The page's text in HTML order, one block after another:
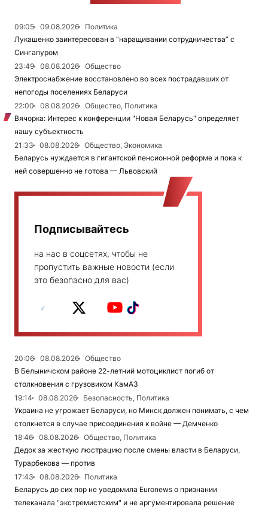
09:05 09.08.2026
Политика
Лукашенко заинтересован в “наращивании сотрудничества” с
Сингапуром
23:49
08.08.2026
Общество
Электроснабжение восстановлено во всех пострадавших от
непогоды поселениях Беларуси
22:00
08.08.2026
Общество, Политика
Вячорка: Интерес к конференции "Новая Беларусь" определяет
нашу субъектность
21:33
08.08.2026
Общество, Экономика
Беларусь нуждается в гигантской пенсионной реформе и пока к
ней совершенно не готова — Львовский
Подписывайтесь
на нас в соцсетях, чтобы не
пропустить важные новости (если
это безопасно для вас)
20:06 08.08.2026
Общество
В Белыничском районе 22-летний мотоциклист погиб от
столкновения с грузовиком КамАЗ
19:14
08.08.2026
Безопасность, Политика
Украина не угрожает Беларуси, но Минск должен понимать, с чем
столкнется в случае присоединения к войне — Демченко
18:46
08.08.2026
Общество, Политика
Дедок за жесткую люстрацию после смены власти в Беларуси,
Турарбекова — против
17:43
08.08.2026
Политика
Беларусь до сих пор не уведомила Euronews о признании
телеканала "экстремистским" и не аргументировала решение